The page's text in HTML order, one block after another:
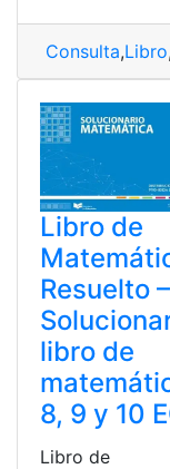
Consulta,Libro,
Libro de
Resuelto –
libro de
8, 9 y 10
Libro de